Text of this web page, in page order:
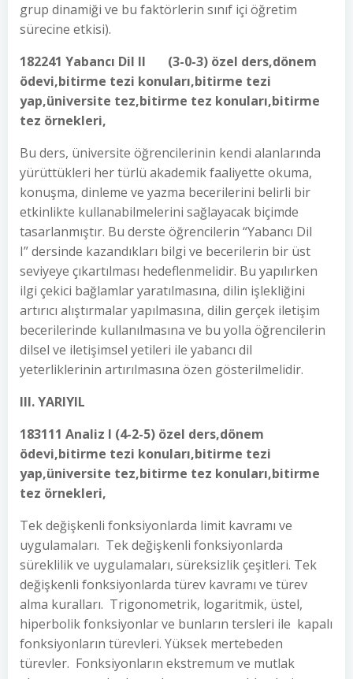
grup dinamiği ve bu faktörlerin sınıf içi öğretim
sürecine etkisi).
182241 Yabancı Dil II (3-0-3) özel ders,dönem
ödevi,bitirme tezi konuları,bitirme tezi
yap,üniversite tez,bitirme tez konuları,bitirme
tez örnekleri,
Bu ders, üniversite öğrencilerinin kendi alanlarında
yürüttükleri her türlü akademik faaliyette okuma,
konuşma, dinleme ve yazma becerilerini belirli bir
etkinlikte kullanabilmelerini sağlayacak biçimde
tasarlanmıştır. Bu derste öğrencilerin “Yabancı Dil
I” dersinde kazandıkları bilgi ve becerilerin bir üst
seviyeye çıkartılması hedeflenmelidir. Bu yapılırken
ilgi çekici bağlamlar yaratılmasına, dilin işlekliğini
artırıcı alıştırmalar yapılmasına, dilin gerçek iletişim
becerilerinde kullanılmasına ve bu yolla öğrencilerin
dilsel ve iletişimsel yetileri ile yabancı dil
yeterliklerinin artırılmasına özen gösterilmelidir.
III. YARIYIL
183111 Analiz I (4-2-5) özel ders,dönem
ödevi,bitirme tezi konuları,bitirme tezi
yap,üniversite tez,bitirme tez konuları,bitirme
tez örnekleri,
Tek değişkenli fonksiyonlarda limit kavramı ve
uygulamaları. Tek değişkenli fonksiyonlarda
süreklilik ve uygulamaları, süreksizlik çeşitleri. Tek
değişkenli fonksiyonlarda türev kavramı ve türev
alma kuralları. Trigonometrik, logaritmik, üstel,
hiperbolik fonksiyonlar ve bunların tersleri ile kapalı
fonksiyonların türevleri. Yüksek mertebeden
türevler. Fonksiyonların ekstremum ve mutlak